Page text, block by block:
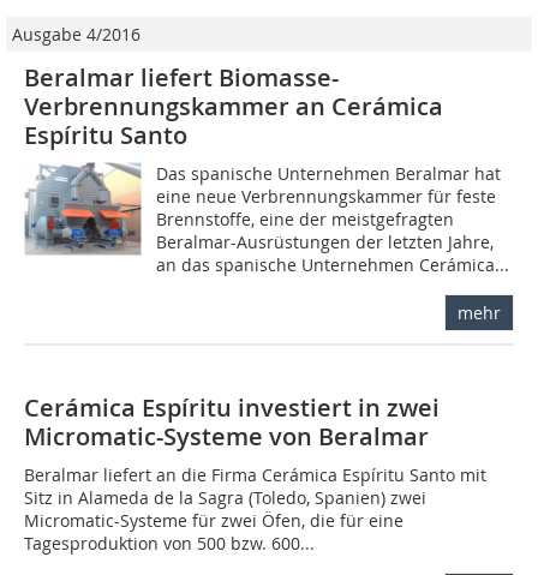
Ausgabe 4/2016
Beralmar liefert Biomasse-
Verbrennungskammer an Cerámica
Espíritu Santo
Das spanische Unternehmen Beralmar hat
eine neue Verbrennungskammer für feste
Brennstoffe, eine der meistgefragten
Beralmar-Ausrüstungen der letzten Jahre,
an das spanische Unternehmen Cerámica...
mehr
Cerámica Espíritu investiert in zwei
Micromatic-Systeme von Beralmar
Beralmar liefert an die Firma Cerámica ­Espíritu Santo mit
Sitz in Alameda de la Sagra (Toledo, Spanien) zwei
Micromatic-Systeme für zwei Öfen, die für eine
Tagesproduktion von 500 bzw. 600...